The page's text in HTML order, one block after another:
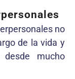
no
de la vida y
mucho